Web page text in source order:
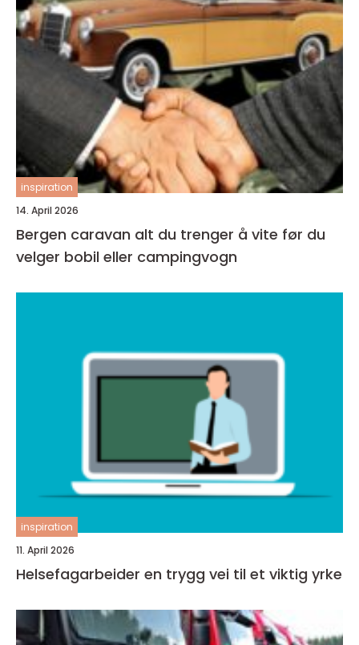
inspiration
14. April 2026
Bergen caravan alt du trenger å vite før du
velger bobil eller campingvogn
inspiration
11. April 2026
Helsefagarbeider en trygg vei til et viktig yrke